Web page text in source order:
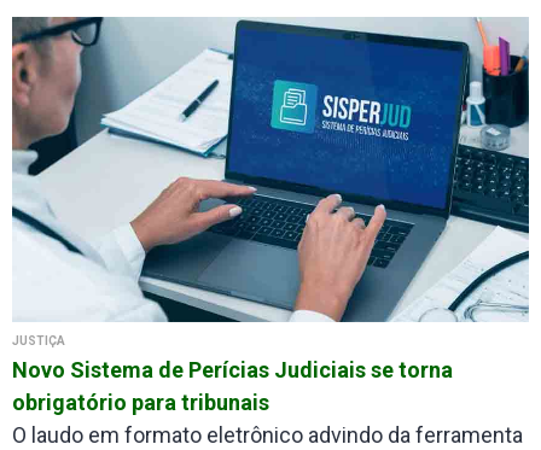
JUSTIÇA
Novo Sistema de Perícias Judiciais se torna
obrigatório para tribunais
O laudo em formato eletrônico advindo da ferramenta